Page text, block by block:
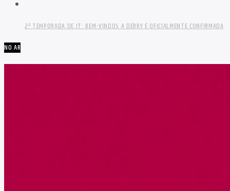
2ª TEMPORADA DE IT: BEM-VINDOS A DERRY É OFICIALMENTE CONFIRMADA
NO AR